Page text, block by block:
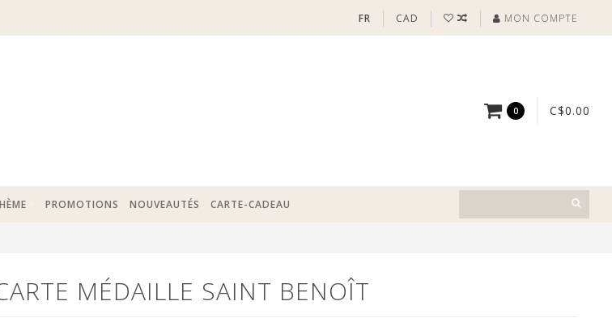
FR CAD MON COMPTE
0 C$0.00
PROMOTIONS NOUVEAUTÉS CARTE-CADEAU
MÉDAILLE SAINT BENOÎT